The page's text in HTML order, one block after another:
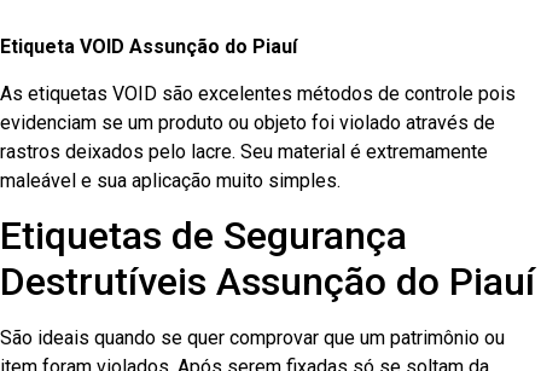
Etiqueta VOID Assunção do Piauí
As etiquetas VOID são excelentes métodos de controle pois
evidenciam se um produto ou objeto foi violado através de
rastros deixados pelo lacre. Seu material é extremamente
maleável e sua aplicação muito simples.
Etiquetas de Segurança
Destrutíveis Assunção do Piauí
São ideais quando se quer comprovar que um patrimônio ou